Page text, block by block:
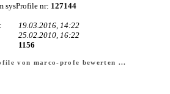
sysProfile nr: 127144
19.03.2016, 14:22
25.02.2010, 16:22
1156
von marco-profe bewerten ...